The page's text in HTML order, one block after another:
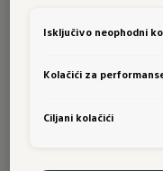
provjeriti da li su
prozori
Isključivo neophodni
Kolačići za
Ciljani kolačići